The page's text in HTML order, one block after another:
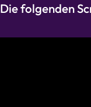
Die folgenden